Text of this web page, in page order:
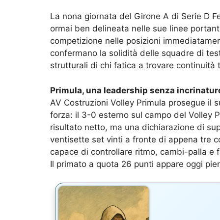
La nona giornata del Girone A di Serie D
ormai ben delineata nelle sue linee
competizione nelle posizioni
confermano la solidità delle squadre di
strutturali di chi fatica a trovare continuità
Primula, una leadership senza
AV Costruzioni Volley Primula prosegue il
forza: il 3-0 esterno sul campo del Volley
risultato netto, ma una dichiarazione di
ventisette set vinti a fronte di appena tre
capace di controllare ritmo, cambi-palla e
Il primato a quota 26 punti appare oggi